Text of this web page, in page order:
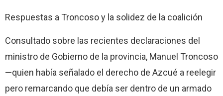
Respuestas a Troncoso y la solidez de la coalición
Consultado sobre las recientes declaraciones del
ministro de Gobierno de la provincia, Manuel Troncoso
—quien había señalado el derecho de Azcué a reelegir
pero remarcando que debía ser dentro de un armado